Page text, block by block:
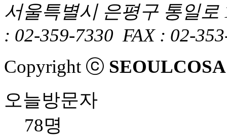
서울특별시 은평구 통일
: 02-359-7330 FAX : 02-
Copyright ⓒ SEOULCOSA
오늘방문자
78명